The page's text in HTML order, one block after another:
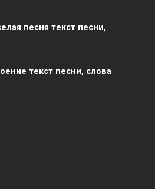
песня текст песни,
текст песни, слова